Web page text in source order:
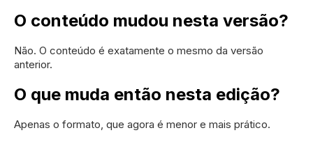
O conteúdo mudou nesta versão?
Não. O conteúdo é exatamente o mesmo da versão
anterior.
O que muda então nesta edição?
Apenas o formato, que agora é menor e mais prático.